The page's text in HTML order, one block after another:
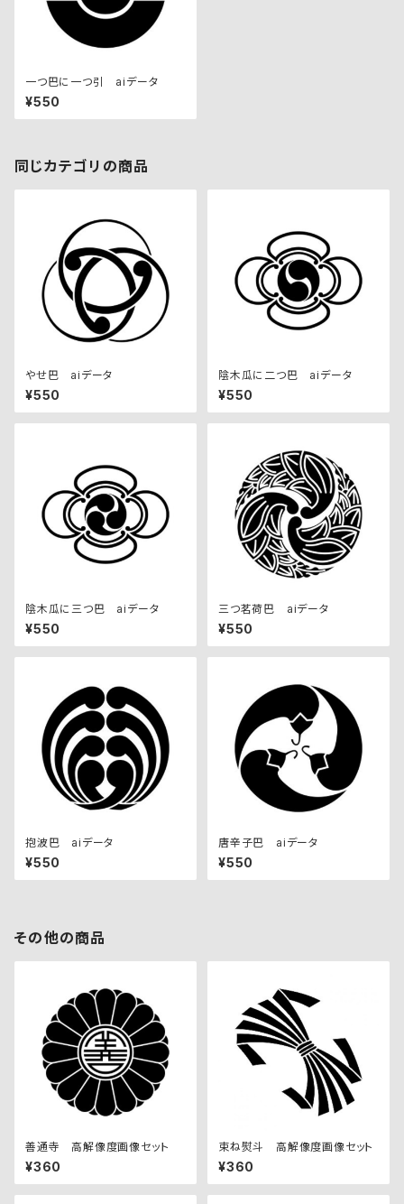
一つ巴に一つ引 aiデータ
¥550
同じカテゴリの商品
やせ巴 aiデータ
¥550
陰木瓜に二つ巴 aiデータ
¥550
陰木瓜に三つ巴 aiデータ
¥550
三つ茗荷巴 aiデータ
¥550
抱波巴 aiデータ
¥550
唐辛子巴 aiデータ
¥550
その他の商品
善通寺 高解像度画像セット
¥360
束ね熨斗 高解像度画像セット
¥360